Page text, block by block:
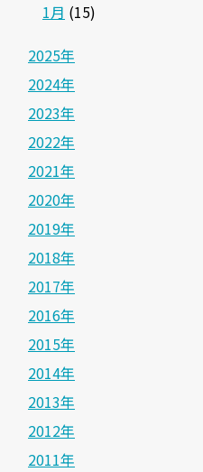
1月 (15)
2025年
2024年
2023年
2022年
2021年
2020年
2019年
2018年
2017年
2016年
2015年
2014年
2013年
2012年
2011年